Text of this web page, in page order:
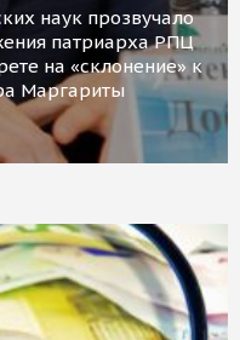
наук прозвучало
патриарха РПЦ
на «склонение» к
Маргариты